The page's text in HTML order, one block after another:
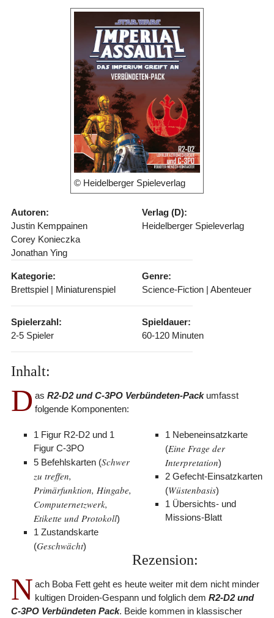
© Heidelberger Spieleverlag
Autoren:
Justin Kemppainen
Corey Konieczka
Jonathan Ying
Verlag (D):
Heidelberger Spieleverlag
Kategorie:
Brettspiel | Miniaturenspiel
Genre:
Science-Fiction | Abenteuer
Spielerzahl:
2-5 Spieler
Spieldauer:
60-120 Minuten
Inhalt:
D as R2-D2 und C-3PO Verbündeten-Packumfasst
folgende Komponenten:
1 Figur R2-D2 und 1
Figur C-3PO
5 Befehlskarten (Schwer
zu treffen,
Primärfunktion, Hingabe,
Computernetzwerk,
Etikette und Protokoll)
1 Zustandskarte
(Geschwächt)
1 Nebeneinsatzkarte
(Eine Frage der
Interpretation)
2 Gefecht-Einsatzkarten
(Wüstenbasis)
1 Übersichts- und
Missions-Blatt
Rezension:
N ach Boba Fett geht es heute weiter mit dem nicht minder
kultigen Droiden-Gespann und folglich dem R2-D2 und
C-3PO Verbündeten Pack. Beide kommen in klassischer